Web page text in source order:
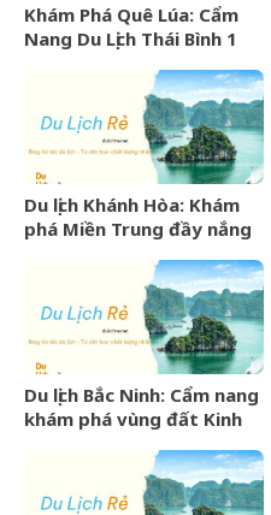
Khám Phá Quê Lúa: Cẩm
Nang Du Lịch Thái Bình 1
Du lịch Khánh Hòa: Khám
phá Miền Trung đầy nắng
Du lịch Bắc Ninh: Cẩm nang
khám phá vùng đất Kinh